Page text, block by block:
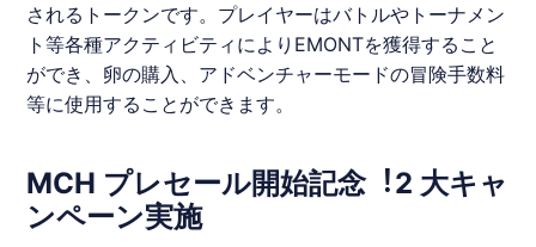
されるトークンです。プレイヤーはバトルやトーナメン
ト等各種アクティビティによりEMONTを獲得すること
ができ、卵の購⼊、アドベンチャーモードの冒険⼿数料
等に使⽤することができます。
MCH プレセール開始記念︕2 ⼤キャ
ンペーン実施